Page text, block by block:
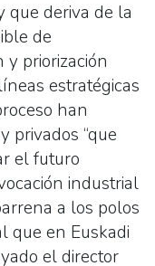
que deriva de la
de
priorización
estratégicas
han
privados “que
el futuro
industrial
a los polos
que en Euskadi
el director